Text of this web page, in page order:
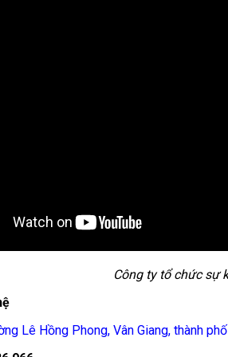
Công ty tổ chức sự
Lê Hồng Phong, Vân Giang, thành